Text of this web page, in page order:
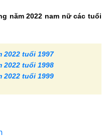
năm 2022 nam nữ các tuổi
2022 tuổi 1997
2022 tuổi 1998
2022 tuổi 1999